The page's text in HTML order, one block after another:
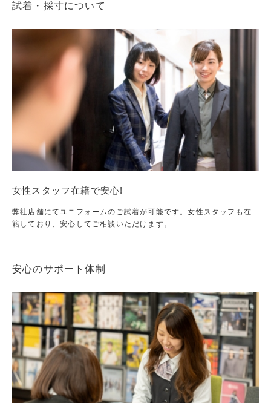
試着・採寸について
女性スタッフ在籍で安心!
弊社店舗にてユニフォームのご試着が可能です。女性スタッフも在
籍しており、安心してご相談いただけます。
安心のサポート体制